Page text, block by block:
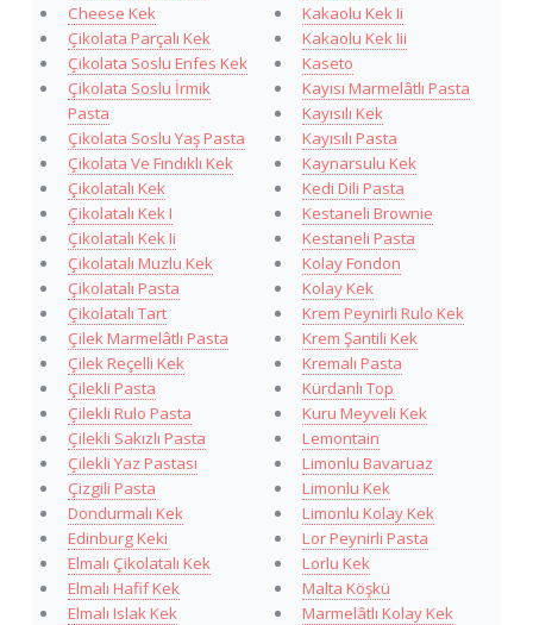
Cheese Kek
Çikolata Parçalı Kek
Çikolata Soslu Enfes Kek
Çikolata Soslu İrmik
Pasta
Çikolata Soslu Yaş Pasta
Çikolata Ve Fındıklı Kek
Çikolatalı Kek
Çikolatalı Kek I
Çikolatalı Kek Ii
Çikolatalı Muzlu Kek
Çikolatalı Pasta
Çikolatalı Tart
Çilek Marmelâtlı Pasta
Çilek Reçelli Kek
Çilekli Pasta
Çilekli Rulo Pasta
Çilekli Sakızlı Pasta
Çilekli Yaz Pastası
Çizgili Pasta
Dondurmalı Kek
Edinburg Keki
Elmalı Çikolatalı Kek
Elmalı Hafif Kek
Elmalı Islak Kek
Kakaolu Kek Ii
Kakaolu Kek Iii
Kaseto
Kayısı Marmelâtlı Pasta
Kayısılı Kek
Kayısılı Pasta
Kaynarsulu Kek
Kedi Dili Pasta
Kestaneli Brownie
Kestaneli Pasta
Kolay Fondon
Kolay Kek
Krem Peynirli Rulo Kek
Krem Şantili Kek
Kremalı Pasta
Kürdanlı Top
Kuru Meyveli Kek
Lemontain
Limonlu Bavaruaz
Limonlu Kek
Limonlu Kolay Kek
Lor Peynirli Pasta
Lorlu Kek
Malta Köşkü
Marmelâtlı Kolay Kek